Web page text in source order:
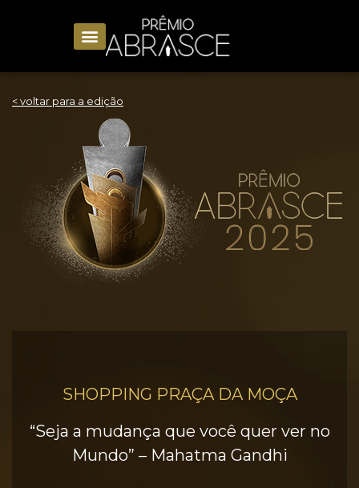
< voltar para a edição
SHOPPING PRAÇA DA MOÇA
“Seja a mudança que você quer ver no
Mundo” – Mahatma Gandhi